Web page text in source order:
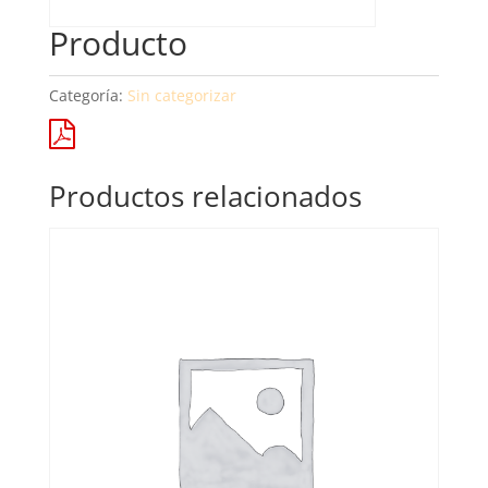
Producto
Categoría: Sin categorizar
Productos relacionados